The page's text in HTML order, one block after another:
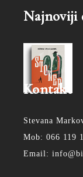
Najnoviji
Kontakt
Stevana
Mob: 066 119
Email: